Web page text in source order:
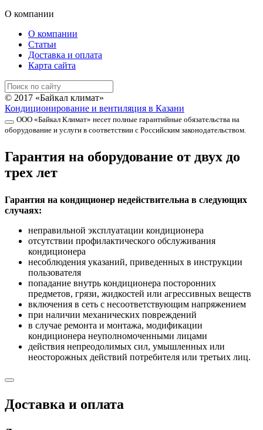
О компании
О компании
Статьи
Доставка и оплата
Карта сайта
© 2017 «Байкал климат»
Кондиционирование и вентиляция в Казани
ООО «Байкал Климат» несет полные гарантийные обязательства на
оборудование и услуги в соответствии с Российским законодательством.
Гарантия на оборудование от двух до
трех лет
Гарантия на кондиционер недействительна в следующих
случаях:
неправильной эксплуатации кондиционера
отсутствии профилактического обслуживания
кондиционера
несоблюдения указаний, приведенных в инструкции
пользователя
попадание внутрь кондиционера посторонних
предметов, грязи, жидкостей или агрессивных веществ
включения в сеть с несоответствующим напряжением
при наличии механических повреждений
в случае ремонта и монтажа, модификации
кондиционера неуполномоченными лицами
действия непреодолимых сил, умышленных или
неосторожных действий потребителя или третьих лиц.
Доставка и оплата